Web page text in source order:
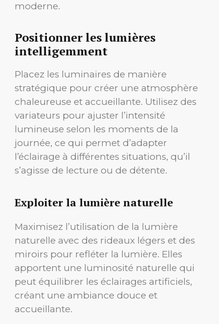
moderne.
Positionner les lumières
intelligemment
Placez les luminaires de manière
stratégique pour créer une atmosphère
chaleureuse et accueillante. Utilisez des
variateurs pour ajuster l’intensité
lumineuse selon les moments de la
journée, ce qui permet d’adapter
l’éclairage à différentes situations, qu’il
s’agisse de lecture ou de détente.
Exploiter la lumière naturelle
Maximisez l’utilisation de la lumière
naturelle avec des rideaux légers et des
miroirs pour refléter la lumière. Elles
apportent une luminosité naturelle qui
peut équilibrer les éclairages artificiels,
créant une ambiance douce et
accueillante.